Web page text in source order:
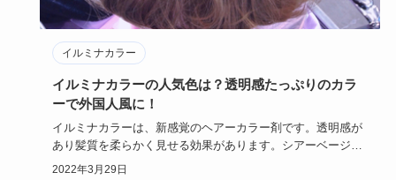
イルミナカラー
イルミナカラーの人気色は？透明感たっぷりのカラ
ーで外国人風に！
イルミナカラーは、新感覚のヘアーカラー剤です。透明感が
あり髪質を柔らかく見せる効果があります。シアーベージュ
色のヌードやア…
2022年3月29日